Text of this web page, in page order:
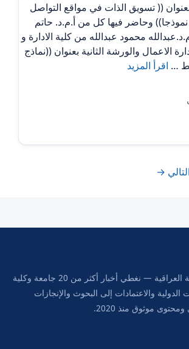
بعنوان (( تسويق الذات في مواقع التواصل
نموذجا)) وحاضر فيها كل من أ.م.د. حاتم
محمود عبدالله من كلية الادارة و
الاعمال والورشة الثانية بعنوان ((نماذج
… اقرأ المزيد
التالي →
بوابة الأخبار الأكاديمية العراقية — نغطي أخبار أكثر من 20 جامعة وكلية
الدولية والاعتمادات إلى البحوث والإنجازات
موثوق منذ 2020.